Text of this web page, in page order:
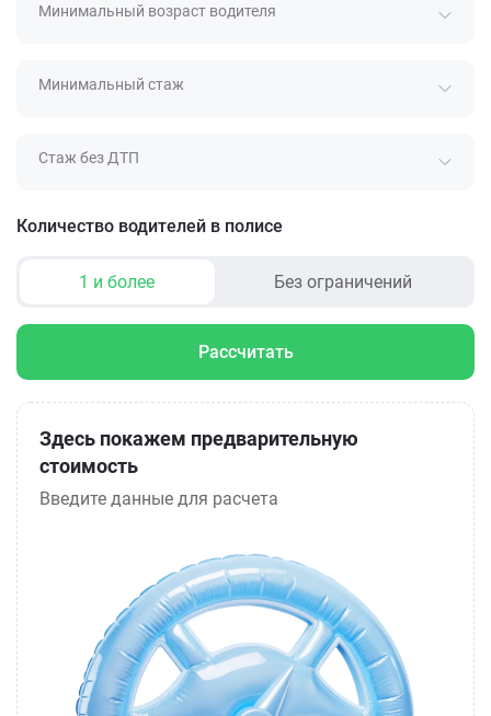
Минимальный возраст водителя
Минимальный стаж
Стаж без ДТП
Количество водителей в полисе
1 и более Без ограничений
Рассчитать
Здесь покажем предварительную
стоимость
Введите данные для расчета